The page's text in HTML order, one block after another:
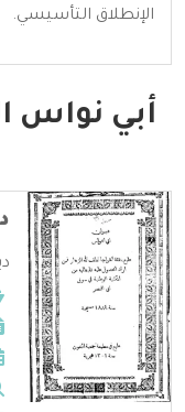
الإنطلاق التأسيسي.
أبي نواس